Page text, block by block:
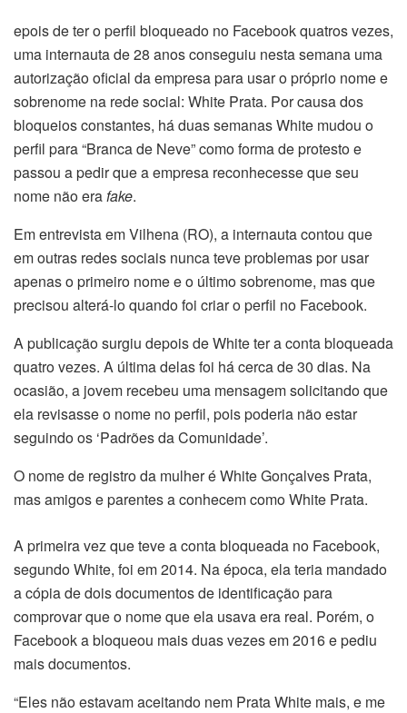
epois de ter o perfil bloqueado no Facebook quatros vezes,
uma internauta de 28 anos conseguiu nesta semana uma
autorização oficial da empresa para usar o próprio nome e
sobrenome na rede social: White Prata. Por causa dos
bloqueios constantes, há duas semanas White mudou o
perfil para “Branca de Neve” como forma de protesto e
passou a pedir que a empresa reconhecesse que seu
nome não erafake.
Em entrevista em Vilhena (RO), a internauta contou que
em outras redes sociais nunca teve problemas por usar
apenas o primeiro nome e o último sobrenome, mas que
precisou alterá-lo quando foi criar o perfil no Facebook.
A publicação surgiu depois de White ter a conta bloqueada
quatro vezes. A última delas foi há cerca de 30 dias. Na
ocasião, a jovem recebeu uma mensagem solicitando que
ela revisasse o nome no perfil, pois poderia não estar
seguindo os ‘Padrões da Comunidade’.
O nome de registro da mulher é White Gonçalves Prata,
mas amigos e parentes a conhecem como White Prata.
A primeira vez que teve a conta bloqueada no Facebook,
segundo White, foi em 2014. Na época, ela teria mandado
a cópia de dois documentos de identificação para
comprovar que o nome que ela usava era real. Porém, o
Facebook a bloqueou mais duas vezes em 2016 e pediu
mais documentos.
“Eles não estavam aceitando nem Prata White mais, e me